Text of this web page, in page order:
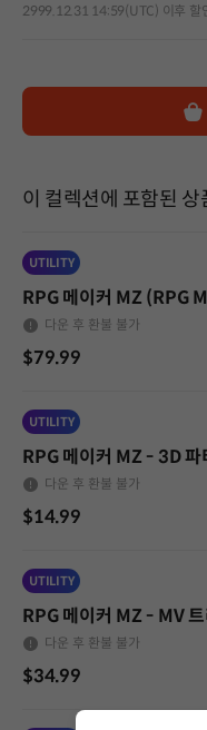
2999.12.31 14:59(UTC) 이후 할
이 컬렉션에 포함된 상
UTILITY
RPG 메이커 MZ (RPG
다운 후 환불 불가
$79.99
UTILITY
RPG 메이커 MZ - 3D 파
다운 후 환불 불가
$14.99
UTILITY
RPG 메이커 MZ - MV
다운 후 환불 불가
$34.99